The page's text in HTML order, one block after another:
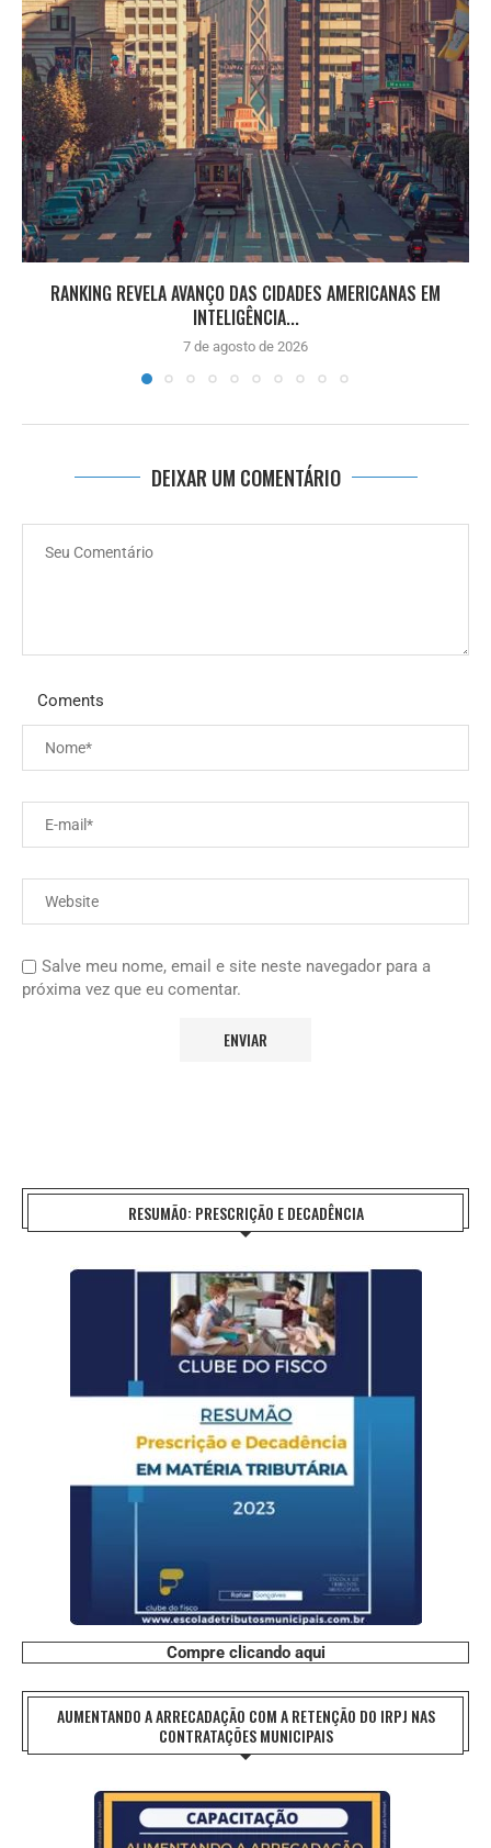
RANKING REVELA AVANÇO DAS CIDADES AMERICANAS EM
INTELIGÊNCIA...
7 de agosto de 2026
DEIXAR UM COMENTÁRIO
Coments
Salve meu nome, email e site neste navegador para a
próxima vez que eu comentar.
RESUMÃO: PRESCRIÇÃO E DECADÊNCIA
Compre clicando aqui
AUMENTANDO A ARRECADAÇÃO COM A RETENÇÃO DO IRPJ NAS
CONTRATAÇÕES MUNICIPAIS